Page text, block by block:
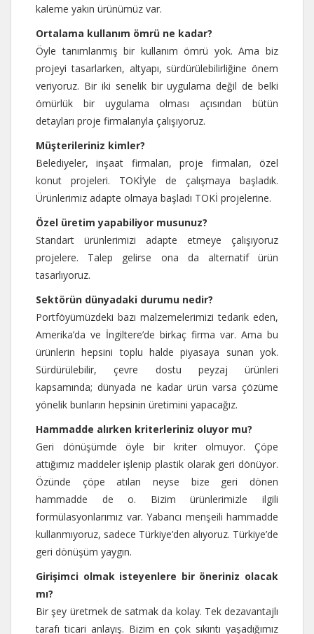
kaleme yakın ürünümüz var.
Ortalama kullanım ömrü ne kadar?
Öyle tanımlanmış bir kullanım ömrü yok. Ama biz
projeyi tasarlarken, altyapı, sürdürülebilirliğine önem
veriyoruz. Bir iki senelik bir uygulama değil de belki
ömürlük bir uygulama olması açısından bütün
detayları proje firmalarıyla çalışıyoruz.
Müşterileriniz kimler?
Belediyeler, inşaat firmaları, proje firmaları, özel
konut projeleri. TOKİ’yle de çalışmaya başladık.
Ürünlerimiz adapte olmaya başladı TOKİ projelerine.
Özel üretim yapabiliyor musunuz?
Standart ürünlerimizi adapte etmeye çalışıyoruz
projelere. Talep gelirse ona da alternatif ürün
tasarlıyoruz.
Sektörün dünyadaki durumu nedir?
Portföyümüzdeki bazı malzemelerimizi tedarik eden,
Amerika’da ve İngiltere’de birkaç firma var. Ama bu
ürünlerin hepsini toplu halde piyasaya sunan yok.
Sürdürülebilir, çevre dostu peyzaj ürünleri
kapsamında; dünyada ne kadar ürün varsa çözüme
yönelik bunların hepsinin üretimini yapacağız.
Hammadde alırken kriterleriniz oluyor mu?
Geri dönüşümde öyle bir kriter olmuyor. Çöpe
attığımız maddeler işlenip plastik olarak geri dönüyor.
Özünde çöpe atılan neyse bize geri dönen
hammadde de o. Bizim ürünlerimizle ilgili
formülasyonlarımız var. Yabancı menşeili hammadde
kullanmıyoruz, sadece Türkiye’den alıyoruz. Türkiye’de
geri dönüşüm yaygın.
Girişimci olmak isteyenlere bir öneriniz olacak
mı?
Bir şey üretmek de satmak da kolay. Tek dezavantajlı
tarafı ticari anlayış. Bizim en çok sıkıntı yaşadığımız